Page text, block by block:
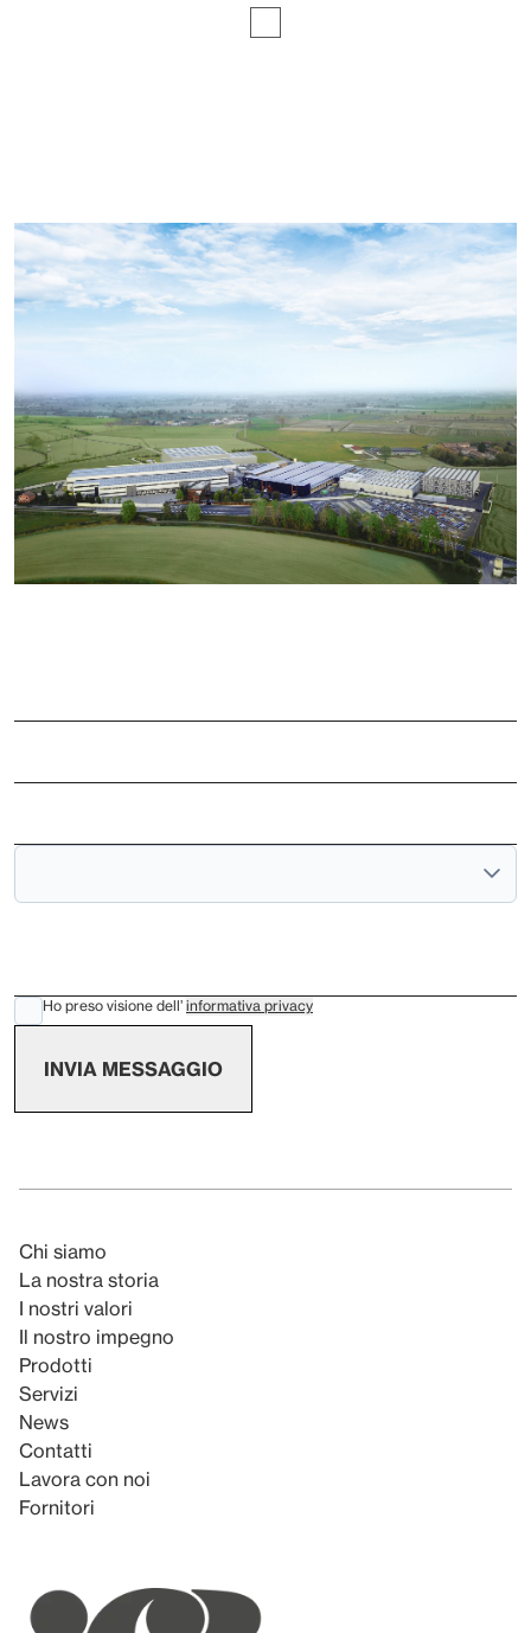
Ho preso visione dell’ informativa privacy
INVIA MESSAGGIO
Chi siamo
La nostra storia
I nostri valori
Il nostro impegno
Prodotti
Servizi
News
Contatti
Lavora con noi
Fornitori